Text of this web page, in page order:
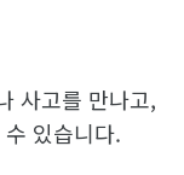
사고를 만나고,
있습니다.